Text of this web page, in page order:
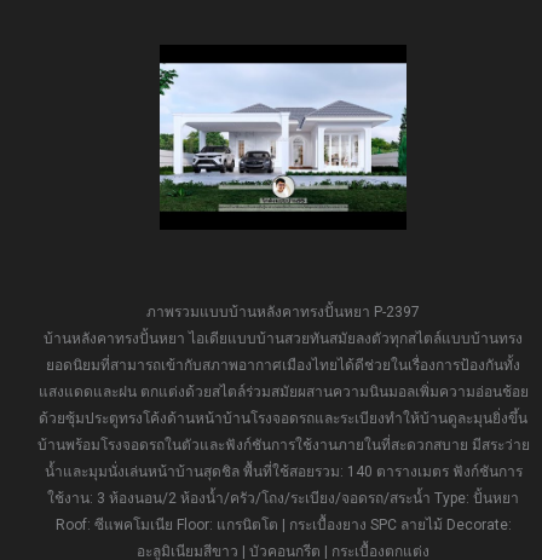
ภาพรวมแบบบ้านหลังคาทรงปั้นหยา P-2397
บ้านหลังคาทรงปั้นหยา ไอเดียแบบบ้านสวยทันสมัยลงตัวทุกสไตล์แบบบ้านทรง
ยอดนิยมที่สามารถเข้ากับสภาพอากาศเมืองไทยได้ดีช่วยในเรื่องการป้องกันทั้ง
แสงแดดและฝน ตกแต่งด้วยสไตล์ร่วมสมัยผสานความนินมอลเพิ่มความอ่อนช้อย
ด้วยซุ้มประตูทรงโค้งด้านหน้าบ้านโรงจอดรถและระเบียงทำให้บ้านดูละมุนยิ่งขึ้น
บ้านพร้อมโรงจอดรถในตัวและฟังก์ชันการใช้งานภายในที่สะดวกสบาย มีสระว่าย
น้ำและมุมนั่งเล่นหน้าบ้านสุดชิล พื้นที่ใช้สอยรวม: 140 ตารางเมตร ฟังก์ชันการ
ใช้งาน: 3 ห้องนอน/2 ห้องน้ำ/ครัว/โถง/ระเบียง/จอดรถ/สระน้ำ Type: ปั้นหยา
Roof: ซีแพคโมเนีย Floor: แกรนิตโต | กระเบื้องยาง SPC ลายไม้ Decorate:
อะลูมิเนียมสีขาว | บัวคอนกรีต | กระเบื้องตกแต่ง